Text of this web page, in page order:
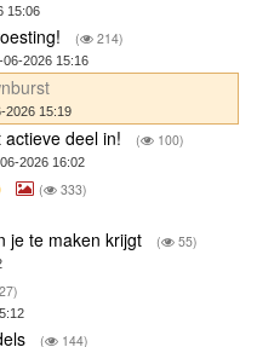
15:06
( 214)
2026 15:16
2026 15:19
deel in! ( 100)
2026 16:02
( 333)
je te maken krijgt ( 55)
( 144)